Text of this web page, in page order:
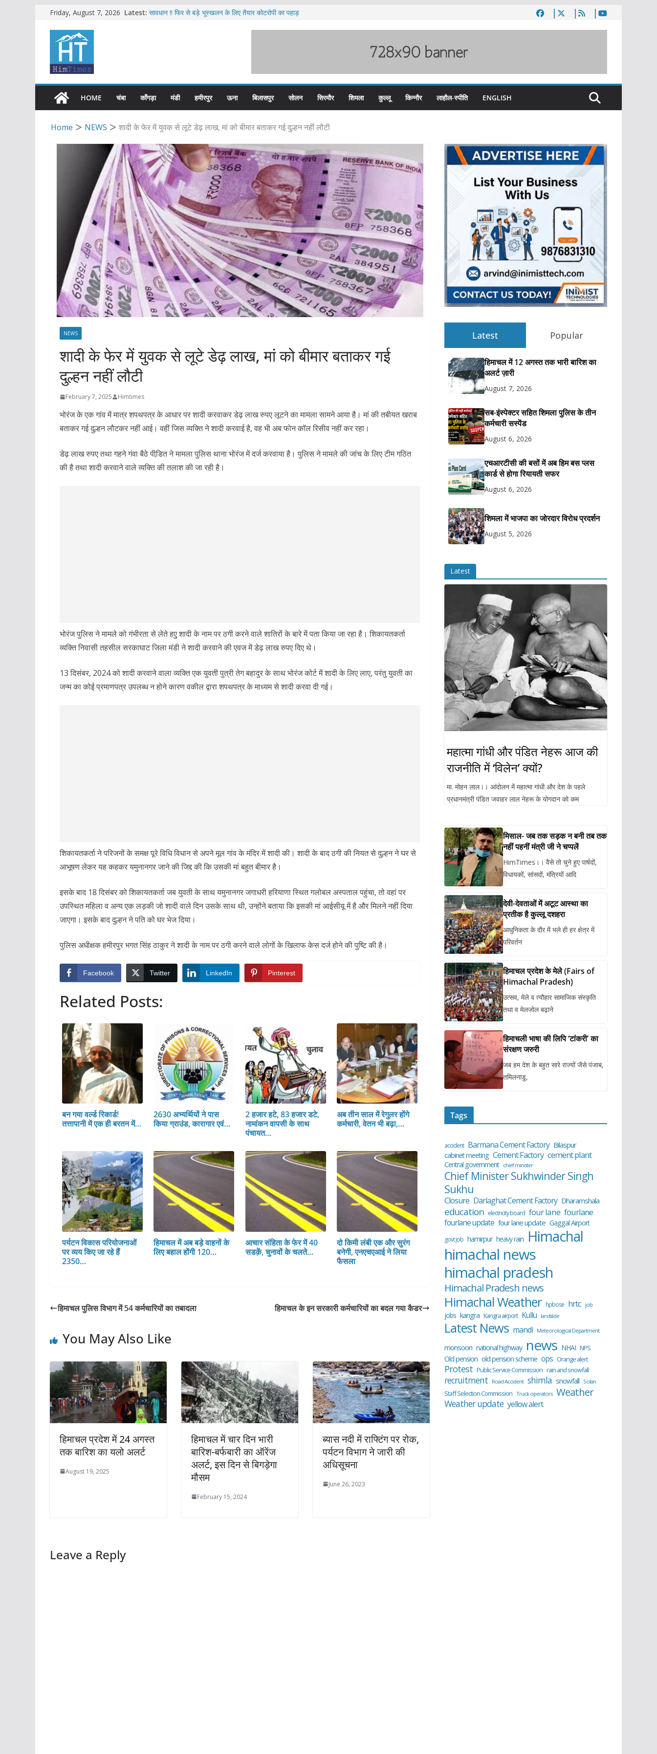
content
Friday, August 7, 2026 Latest: सावधान !! फिर से बड़े भूस्खलन के लिए तैयार कोटरोपी का पहाड़
सब-इंस्पेक्टर सहित शिमला पुलिस के तीन कर्मचारी सस्पेंड
HOME चंबा काँगड़ा मंडी हमीरपुर ऊना बिलासपुर सोलन सिरमौर शिमला कुल्लू किन्नौर लाहौल-स्पीति ENGLISH
Home NEWS शादी के फेर में युवक से लूटे डेढ़ लाख, मां को बीमार बताकर गई दुल्हन नहीं लौटी
NEWS
शादी के फेर में युवक से लूटे डेढ़ लाख, मां को बीमार बताकर गई
दुल्हन नहीं लौटी
February 7, 2025 Himtimes
भोरंज के एक गांव में मात्र शपथपत्र के आधार पर शादी करवाकर डेढ़ लाख रुपए लूटने का मामला सामने आया है। मां की तबीयत खराब
बताकर गई दुल्हन लौटकर नहीं आई। वहीं जिस व्यक्ति ने शादी करवाई है, वह भी अब फोन कॉल रिसीव नहीं कर रहा।
डेढ़ लाख रुपए तथा गहने गंवा बैठे पीडि़त ने मामला पुलिस थाना भोरंज में दर्ज करवाया है। पुलिस ने मामले की जांच के लिए टीम गठित
की है तथा शादी करवाने वाले व्यक्ति की तलाश की जा रही है।
भोरंज पुलिस ने मामले को गंभीरता से लेते हएु शादी के नाम पर ठगी करने वाले शातिरों के बारे में पता किया जा रहा है। शिकायतकर्ता
व्यक्ति निवासी तहसील सरकाघाट जिला मंडी ने शादी करवाने की एवज में डेढ़ लाख रुपए दिए थे।
13 दिसंबर, 2024 को शादी करवाने वाला व्यक्ति एक युवती पुत्री तेग बहादुर के साथ भोरंज कोर्ट में शादी के लिए लाए, परंतु युवती का
जन्म का कोई प्रमाणपत्र उपलब्ध न होने कारण वकील द्वारा शपथपत्र के माध्यम से शादी करवा दी गई।
शिकायतकर्ता ने परिजनों के समक्ष पूरे विधि विधान से अपने मूल गांव के मंदिर में शादी की। शादी के बाद ठगी की नियत से दुल्हन ने घर से
आभूषण लेकर यह कहकर यमुनानगर जाने की जिद्द की कि उसकी मां बहुत बीमार है।
इसके बाद 18 दिसंबर को शिकायतकर्ता जब युवती के साथ यमुनानगर जगाधरी हरियाणा स्थित गलोबल अस्पताल पहुंचा, तो वहां पर
उपस्थित महिला व अन्य एक लड़की जो शादी वाले दिन उसके साथ थी, उन्होंने बताया कि इसकी मां आईसीयू में है और मिलने नहीं दिया
जाएगा। इसके बाद दुल्हन ने पति को घर भेज दिया।
पुलिस अधीक्षक हमीरपुर भगत सिंह ठाकुर ने शादी के नाम पर ठगी करने वाले लोगों के खिलाफ केस दर्ज होने की पुष्टि की है।
Facebook Twitter LinkedIn Pinterest
Related Posts:
बन गया वर्ल्ड रिकार्ड!
तत्तापानी में एक ही बरतन में…
2630 अभ्यर्थियों ने पास
किया ग्राउंड, कारागार एवं…
2 हजार हटे, 83 हजार डटे,
नामांकन वापसी के साथ
पंचायत…
अब तीन साल में रेगुलर होंगे
कर्मचारी, वेतन भी बढ़ा,…
पर्यटन विकास परियोजनाओं
पर व्यय किए जा रहे हैं
2350…
हिमाचल में अब बड़े वाहनों के
लिए बहाल होंगी 120…
आचार संहिता के फेर में 40
सडक़ें, चुनावों के चलते…
दो किमी लंबी एक और सुरंग
बनेगी, एनएचएआई ने लिया
फैसला
हिमाचल पुलिस विभाग में 54 कर्मचारियों का तबादला हिमाचल के इन सरकारी कर्मचारियों का बदल गया कैडर
You May Also Like
हिमाचल प्रदेश में 24 अगस्त
तक बारिश का यलो अलर्ट
August 19, 2025
हिमाचल में चार दिन भारी
बारिश-बर्फबारी का ऑरेंज
अलर्ट, इस दिन से बिगड़ेगा
मौसम
February 15, 2024
ब्यास नदी में राफ्टिंग पर रोक,
पर्यटन विभाग ने जारी की
अधिसूचना
June 26, 2023
Leave a Reply
Latest Popular
हिमाचल में 12 अगस्त तक भारी बारिश का
अलर्ट ज़ारी
August 7, 2026
सब-इंस्पेक्टर सहित शिमला पुलिस के तीन
कर्मचारी सस्पेंड
August 6, 2026
एचआरटीसी की बसों में अब हिम बस प्लस
कार्ड से होगा रियायती सफर
August 6, 2026
शिमला में भाजपा का जोरदार विरोध प्रदर्शन
August 5, 2026
Latest
महात्मा गांधी और पंडित नेहरू आज की
राजनीति में ‘विलेन’ क्यों?
मा. मोहन लाल।। आंदोलन में महात्मा गांधी और देश के पहले
प्रधानमंत्री पंडित जवाहर लाल नेहरू के योगदान को कम
मिसाल- जब तक सड़क न बनी तब तक
नहीं पहनीं मंत्री जी ने चप्पलें
HimTimes।। वैसे तो चुने हुए पार्षदों,
विधायकों, सांसदों, मंत्रियों आदि
देवी-देवताओं में अटूट आस्था का
प्रतीक है कुल्लू दशहरा
आधुनिकता के दौर में भले ही हर क्षेत्र में
परिवर्तन
हिमाचल प्रदेश के मेले (Fairs of
Himachal Pradesh)
उत्सव, मेले व त्यौहार सामाजिक संस्कृति
तथा व मेलजोल बढ़ाने
हिमाचली भाषा की लिपि ‘टांकरी’ का
संरक्षण जरुरी
जब हम देश के बहुत सारे राज्यों जैसे पंजाब,
तमिलनाडु,
Tags
accident Barmana Cement Factory Bilaspur
cabinet meeting Cement Factory cement plant
Central government chief minister
Chief Minister Sukhwinder Singh
Sukhu
Closure Darlaghat Cement Factory Dharamshala
education electricity board four lane fourlane
fourlane update four lane update Gaggal Airport
govt job hamirpur heavy rain Himachal
himachal news
himachal pradesh
Himachal Pradesh news
Himachal Weather hpbose hrtc job
jobs kangra Kangra airport Kullu landslide
Latest News mandi Meteorological Department
monsoon national highway news NHAI NPS
Old pension old pension scheme ops Orange alert
Protest Public Service Commission rain and snowfall
recruitment Road Accident shimla snowfall Solan
Staff Selection Commission Truck operators Weather
Weather update yellow alert